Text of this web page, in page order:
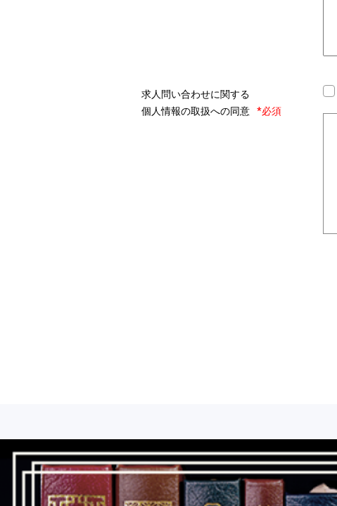
求人問い合わせに関する
個人情報の取扱への同意
*必須